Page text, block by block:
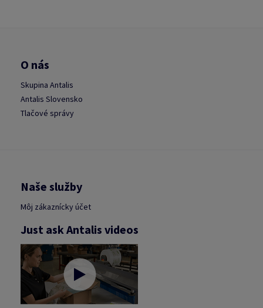
O nás
Skupina Antalis
Antalis Slovensko
Tlačové správy
Naše služby
Môj zákaznícky účet
Just ask Antalis videos